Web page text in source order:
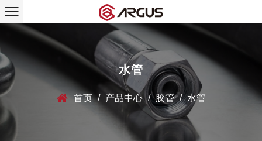
水管
首页 / 产品中心 / 胶管 / 水管